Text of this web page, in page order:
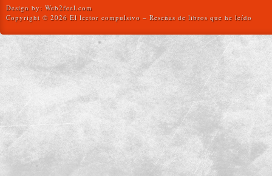
Design by: Web2feel.com
Copyright © 2026 El lector compulsivo – Reseñas de libros que he leído